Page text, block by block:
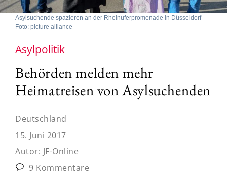
Asylsuchende spazieren an der Rheinuferpromenade in Düsseldorf
Foto: picture alliance
Asylpolitik
Behörden melden mehr
Heimatreisen von Asylsuchenden
Deutschland
15. Juni 2017
Autor: JF-Online
9 Kommentare